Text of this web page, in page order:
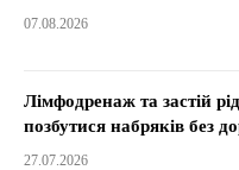
07.08.2026
Лімфодренаж та застій
позбутися набряків без
27.07.2026